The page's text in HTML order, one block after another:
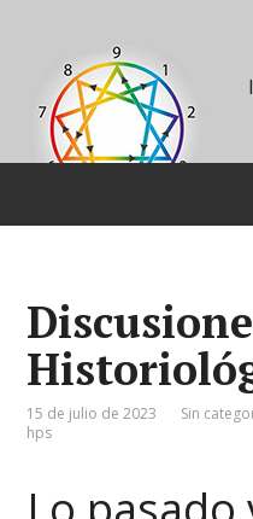
15 de julio de 2023 Sin
hps